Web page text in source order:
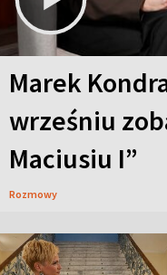
Marek
wrześniu
Maciusiu I”
Rozmowy